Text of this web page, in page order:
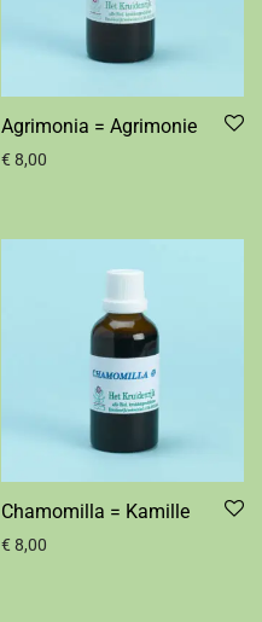
Agrimonia = Agrimonie
€ 8,00
Chamomilla = Kamille
€ 8,00